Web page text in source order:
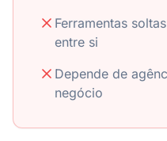
Ferramentas
entre si
Depende de
negócio